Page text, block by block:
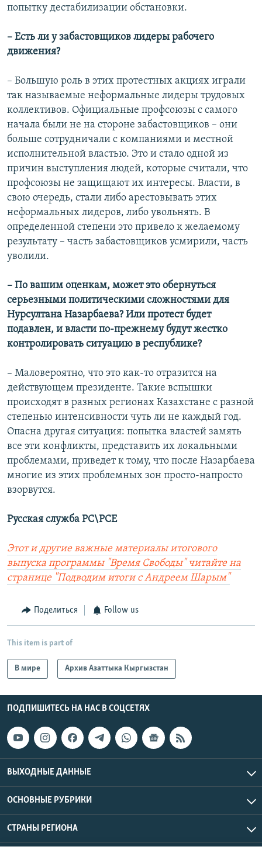
попытку дестабилизации обстановки.
– Есть ли у забастовщиков лидеры рабочего
движения?
– Большую роль в этих протестных акциях играли
так называемые неформальные лидеры трудовых
коллективов. Официальные профсоюзы с самого
начала были не на стороне забастовщиков – они
больше сотрудничали с компаниями и местной
исполнительной властью. Это и стало одной из
причин выступления людей, которые считали, что
профсоюзы не защищают их интересы. Власти, в
свою очередь, стали либо арестовывать этих
неформальных лидеров, либо увольнять. В
определенной степени это привело к желаемому
результату – часть забастовщиков усмирили, часть
уволили.
– По вашим оценкам, может это обернуться
серьезными политическими сложностями для
Нурсултана Назарбаева? Или протест будет
подавлен, и власти по-прежнему будут жестко
контролировать ситуацию в республике?
– Маловероятно, что это как-то отразится на
действующем президенте. Такие вспышки
происходят в разных регионах Казахстане с разной
степенью интенсивности чуть ли не каждый год.
Опасна другая ситуация: попытка властей замять
все эти конфликты, представить их локальными
проблемами, приведет к тому, что после Назарбаева
многие из этих проблемных зон просто-напросто
взорвутся.
Русская служба РС\РСЕ
Этот и другие важные материалы итогового
выпуска программы "Время Свободы" читайте на
странице "Подводим итоги с Андреем Шарым"
Поделиться Follow us
This item is part of
В мире Архив Азаттыка Кыргызстан
ПОДПИШИТЕСЬ НА НАС В СОЦСЕТЯХ
ВЫХОДНЫЕ ДАННЫЕ
ОСНОВНЫЕ РУБРИКИ
СТРАНЫ РЕГИОНА